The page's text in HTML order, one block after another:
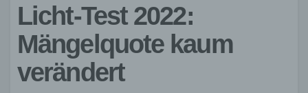
Licht-Test 2022:
Mängelquote kaum
verändert